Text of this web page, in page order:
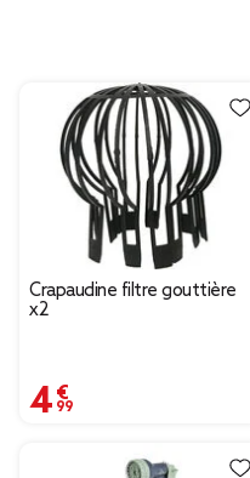
Crapaudine filtre gouttière
x2
4,99 €